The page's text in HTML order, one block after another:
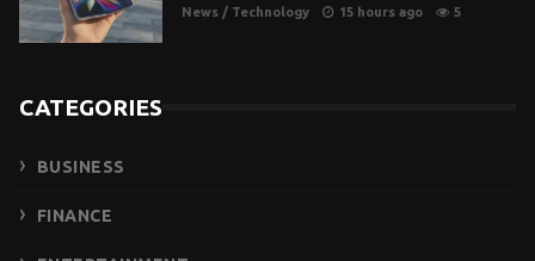
News / Technology 15 hours ago 5
CATEGORIES
BUSINESS
FINANCE